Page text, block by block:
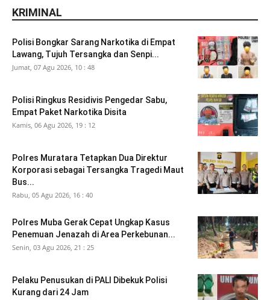
KRIMINAL
Polisi Bongkar Sarang Narkotika di Empat
Lawang, Tujuh Tersangka dan Senpi...
Jumat, 07 Agu 2026, 10 : 48
Polisi Ringkus Residivis Pengedar Sabu,
Empat Paket Narkotika Disita
Kamis, 06 Agu 2026, 19 : 12
Polres Muratara Tetapkan Dua Direktur
Korporasi sebagai Tersangka Tragedi Maut
Bus...
Rabu, 05 Agu 2026, 16 : 40
Polres Muba Gerak Cepat Ungkap Kasus
Penemuan Jenazah di Area Perkebunan...
Senin, 03 Agu 2026, 21 : 25
Pelaku Penusukan di PALI Dibekuk Polisi
Kurang dari 24 Jam